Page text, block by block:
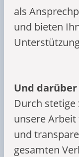
als
und bieten
Und
Durch stetige
unsere
und
gesamten